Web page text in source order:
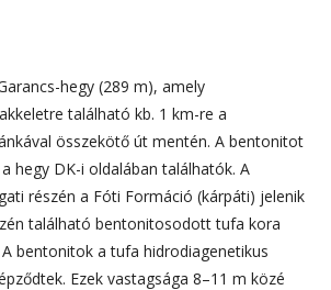
hegy (289 m), amely
található kb. 1 km-re a
összekötő út mentén. A bentonitot
hegy DK-i oldalában találhatók. A
részén a Fóti Formáció (kárpáti) jelenik
található bentonitosodott tufa kora
bentonitok a tufa hidrodiagenetikus
Ezek vastagsága 8–11 m közé